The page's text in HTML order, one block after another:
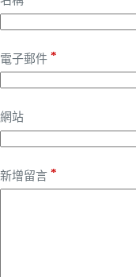
電子郵件 *
網站
新增留言 *